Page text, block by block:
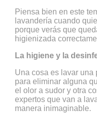
Piensa bien en este
lavandería cuando
porque verás que
higienizada
La higiene y la
Una cosa es lavar una
para eliminar alguna
el olor a sudor y otra
expertos que van a
manera inimaginable.